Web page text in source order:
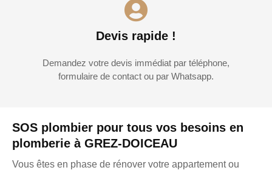
SOS plombier pour tous vos besoins en
plomberie à GREZ-DOICEAU
Vous êtes en phase de rénover votre appartement ou
Devis rapide !
Demandez votre devis immédiat par téléphone,
formulaire de contact ou par Whatsapp.